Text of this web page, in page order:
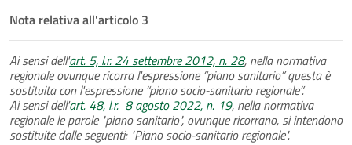
Nota relativa all'articolo 3
Ai sensi dell'art. 5, l.r. 24 settembre 2012, n. 28, nella normativa
regionale ovunque ricorra l'espressione “piano sanitario” questa è
sostituita con l'espressione “piano socio-sanitario regionale”.
Ai sensi dell'art. 48, l.r. 8 agosto 2022, n. 19, nella normativa
regionale le parole "piano sanitario", ovunque ricorrano, si intendono
sostituite dalle seguenti: "Piano socio-sanitario regionale".